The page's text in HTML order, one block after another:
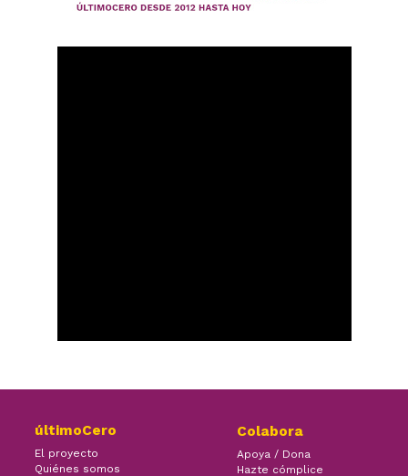
últimoCero
El proyecto
Quiénes somos
Colabora
Apoya / Dona
Hazte cómplice